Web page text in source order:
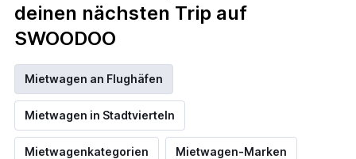
deinen nächsten Trip auf
SWOODOO
Mietwagen an Flughäfen
Mietwagen in Stadtvierteln
Mietwagenkategorien Mietwagen-Marken